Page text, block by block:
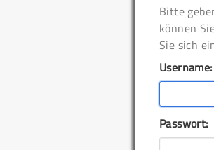
Bitte
können
Sie sich
Username:
Passwort: